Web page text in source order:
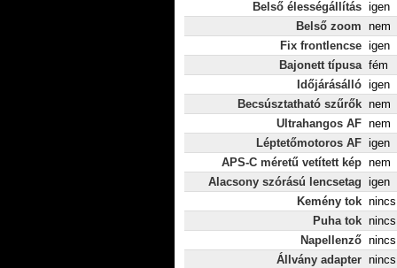
Belső élességállítás igen
Belső zoom nem
Fix frontlencse igen
Bajonett típusa fém
Időjárásálló igen
Becsúsztatható szűrők nem
Ultrahangos AF nem
Léptetőmotoros AF igen
APS-C méretű vetített kép nem
Alacsony szórású lencsetag igen
Kemény tok
Puha tok
Napellenző
Állvány adapter